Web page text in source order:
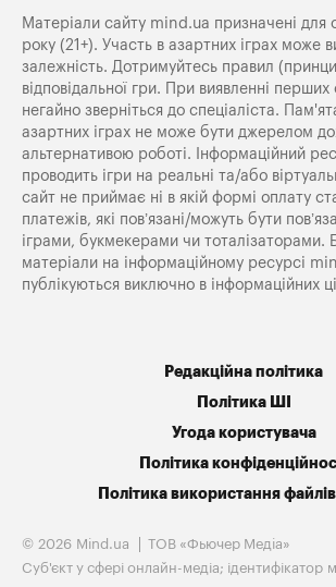
Матеріали сайту mind.ua призначені для
року (21+). Участь в азартних іграх може
залежність. Дотримуйтесь правил
відповідальної гри. При виявленні перших
негайно зверніться до спеціаліста.
азартних іграх не може бути джерелом
альтернативою роботі. Інформаційний
проводить ігри на реальні та/або
сайт не приймає ні в якій формі оплату
платежів, які пов’язані/можуть бути
іграми, букмекерами чи тоталізаторами.
матеріали на інформаційному ресурсі
публікуються виключно в інформаційних
Редакційна політика
Політика ШІ
Угода користувача
Політика
Політика використання
© 2026 Mind.ua
ТОВ «Фьючер Медiа»
Cуб'єкт у сфері онлайн-медіа;